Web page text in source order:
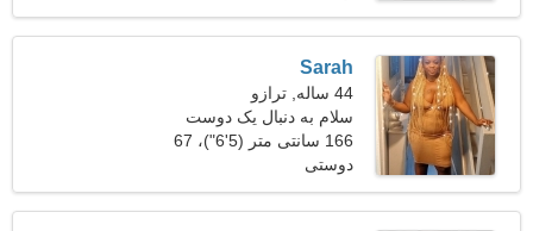
Sarah
44 ساله, ترازو
سلام به دنبال یک دوست
مفید هستم
166 سانتی متر (5'6")، 67
کیلوگرم (147 پوند)
دوستی